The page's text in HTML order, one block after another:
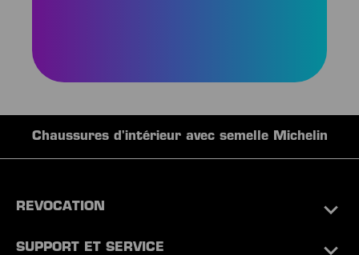
Chaussures d'intérieur avec semelle Michelin
REVOCATION
SUPPORT ET SERVICE